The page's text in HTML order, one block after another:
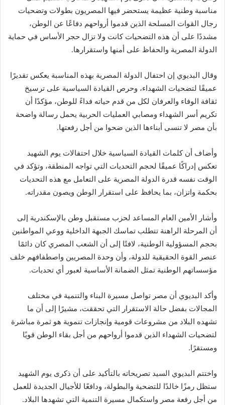
مناسبة وطنية عظيمة يستحضر فيها المصريون بطولات وتضحيات
رجال القوات المسلحة الذين قدموا أرواحهم دفاعًا عن الوطن،
مشددًا على أن هذه التضحيات كانت ولا تزال حجر الأساس في حماية
الدولة المصرية والحفاظ على أمنها واستقرارها.
وقال البديوي إن احتفال الدولة المصرية بهذه المناسبة يعكس تقديرًا
عميقًا لتضحيات الشهداء، وحرص القيادة السياسية على ترسيخ
ثقافة الوفاء والعرفان لكل من قدم حياته فداءً للوطن، مؤكدًا أن
تكريم أسر الشهداء ومصابي العمليات الحربية يحمل رسالة واضحة
بأن مصر لا تنسى أبناءها الذين ضحوا من أجل رفعتها.
وأضاف أن كلمات القيادة السياسية خلال احتفالات يوم الشهيد
تعكس إدراكًا عميقًا لحجم التحديات التي تواجه المنطقة، وتؤكد في
الوقت نفسه قدرة الدولة المصرية على التعامل مع هذه التحديات
بحكمة واتزان، بما يحافظ على استقرار الوطن ويصون مقدراته.
وأشار الأمين العام المساعد لحزب مستقبل وطن بالإسكندرية إلى
أن المرحلة الراهنة تتطلب تماسك الجبهة الداخلية ووعي المواطنين
بحجم المسؤولية الوطنية، لافتًا إلى أن الشعب المصري كان دائمًا
عنصر القوة الحقيقية للدولة، وأن وحدة المصريين واصطفافهم خلف
مؤسساتهم الوطنية تمثل الضمانة الأساسية لعبور أي تحديات.
وأكد البديوي أن مصر تواصل مسيرة البناء والتنمية في مختلف
المجالات بفضل حالة الاستقرار التي تحققت، مشيرًا إلى أن ما
تشهده البلاد من مشروعات قومية وإنجازات تنموية هو ثمرة مباشرة
لتضحيات الشهداء الذين قدموا أرواحهم من أجل بقاء الوطن قويًا
ومستقرًا.
واختتم البديوي السيد تصريحاته بالتأكيد على أن ذكرى يوم الشهيد
ستظل رمزًا خالدًا للتضحية والبطولة، ودافعًا للأجيال الجديدة للعمل
من أجل رفعة مصر واستكمال مسيرة التنمية التي تشهدها البلاد.